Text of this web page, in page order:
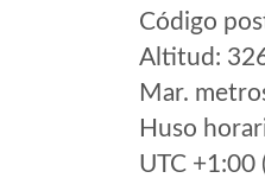
Código
Altitud:
Mar.
Huso
UTC